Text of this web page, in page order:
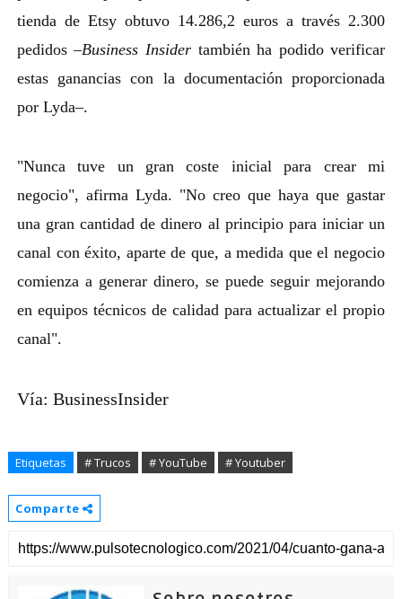
tienda de Etsy obtuvo 14.286,2 euros a través 2.300
pedidos –Business Insider también ha podido verificar
estas ganancias con la documentación proporcionada
por Lyda–.
"Nunca tuve un gran coste inicial para crear mi
negocio", afirma Lyda. "No creo que haya que gastar
una gran cantidad de dinero al principio para iniciar un
canal con éxito, aparte de que, a medida que el negocio
comienza a generar dinero, se puede seguir mejorando
en equipos técnicos de calidad para actualizar el propio
canal".
Vía: BusinessInsider
Etiquetas # Trucos # YouTube # Youtuber
Comparte